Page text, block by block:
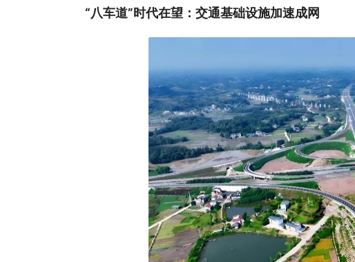
“八车道”时代在望：交通基础设施加速成网